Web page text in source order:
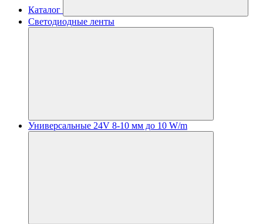
Каталог
Светодиодные ленты
Универсальные 24V 8-10 мм до 10 W/m